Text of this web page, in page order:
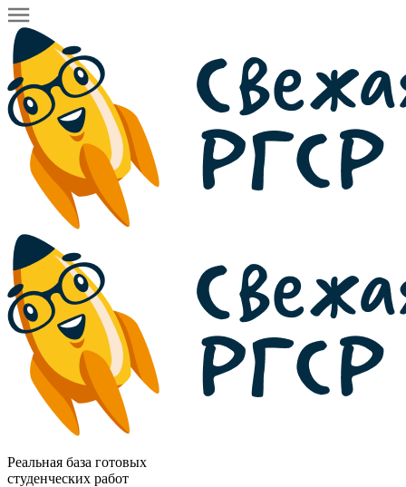
Реальная база готовых
студенческих работ